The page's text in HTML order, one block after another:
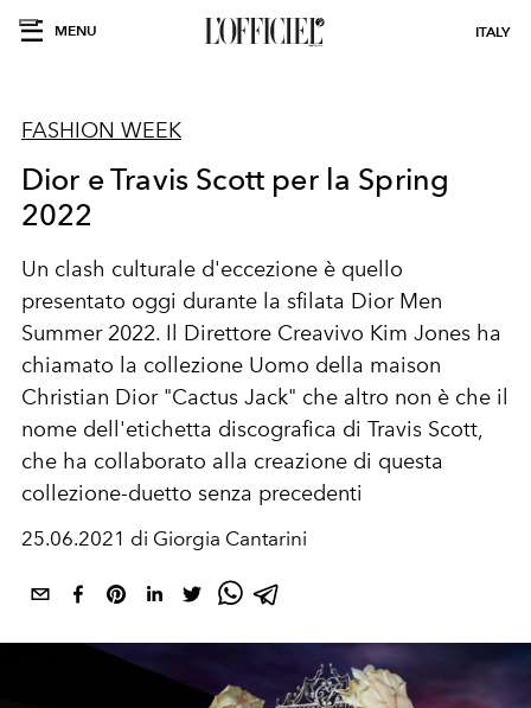
MENU ITALY
FASHION WEEK
Dior e Travis Scott per la Spring
2022
Un clash culturale d'eccezione è quello
presentato oggi durante la sfilata Dior Men
Summer 2022. Il Direttore Creavivo Kim Jones ha
chiamato la collezione Uomo della maison
Christian Dior "Cactus Jack" che altro non è che il
nome dell'etichetta discografica di Travis Scott,
che ha collaborato alla creazione di questa
collezione-duetto senza precedenti
25.06.2021 di Giorgia Cantarini